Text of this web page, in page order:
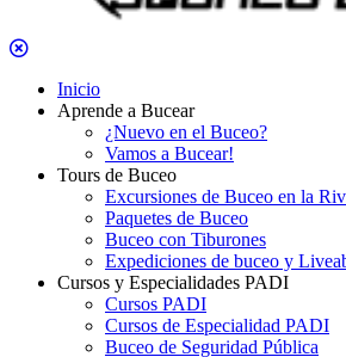
Inicio
Aprende a Bucear
¿Nuevo en el Buceo?
Vamos a Bucear!
Tours de Buceo
Excursiones de Buceo en la
Paquetes de Buceo
Buceo con Tiburones
Expediciones de buceo y
Cursos y Especialidades PADI
Cursos PADI
Cursos de Especialidad PADI
Buceo de Seguridad Pública